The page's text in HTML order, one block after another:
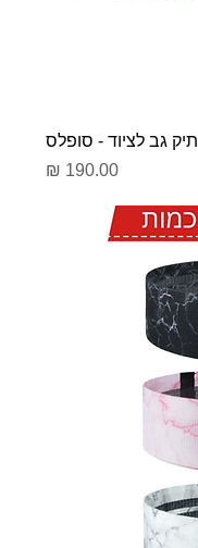
תיק גב לציוד - סופלס
מחיר